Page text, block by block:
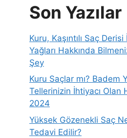
Son Yazılar
Kuru, Kaşıntılı Saç
Yağları Hakkında
Şey
Kuru Saçlar mı? Badem
Tellerinizin İhtiyacı Olan
2024
Yüksek Gözenekli Saç
Tedavi Edilir?